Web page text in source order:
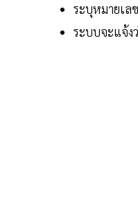
ระบุหมายเล
ระบบจะแจ้ง